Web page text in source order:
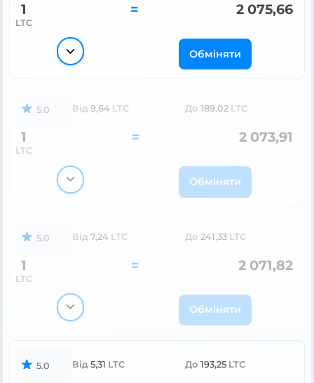
1
LTC
= 2 075,66
Обміняти
5.0 Від 9,64 LTC До 189,02 LTC
1
LTC
= 2 073,91
Обміняти
5.0 Від 7,24 LTC До 241,33 LTC
1
LTC
= 2 071,82
Обміняти
5.0 Від 5,31 LTC До 193,25 LTC